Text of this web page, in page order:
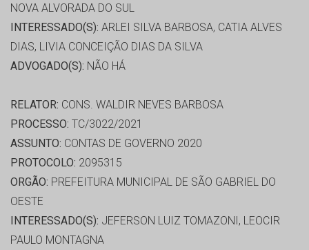
NOVA ALVORADA DO SUL
INTERESSADO(S): ARLEI SILVA BARBOSA, CATIA ALVES
DIAS, LIVIA CONCEIÇÃO DIAS DA SILVA
ADVOGADO(S): NÃO HÁ
RELATOR: CONS. WALDIR NEVES BARBOSA
PROCESSO: TC/3022/2021
ASSUNTO: CONTAS DE GOVERNO 2020
PROTOCOLO: 2095315
ORGÃO: PREFEITURA MUNICIPAL DE SÃO GABRIEL DO
OESTE
INTERESSADO(S): JEFERSON LUIZ TOMAZONI, LEOCIR
PAULO MONTAGNA